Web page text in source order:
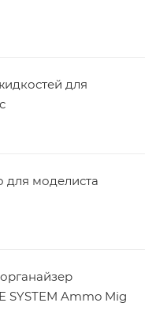
для
для моделиста
SYSTEM Ammo Mig